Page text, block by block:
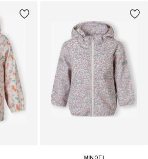
MINOTI